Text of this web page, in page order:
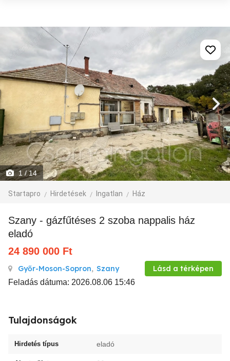
1 / 14
Startapro Hirdetések Ingatlan Ház
Szany - gázfűtéses 2 szoba nappalis ház
eladó
24 890 000 Ft
Győr-Moson-Sopron, Szany Lásd a térképen
Feladás dátuma: 2026.08.06 15:46
Tulajdonságok
Hirdetés típus eladó